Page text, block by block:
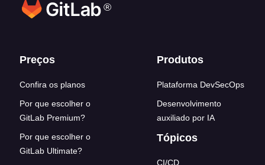
®
Footer links
Preços
Confira os planos
Por que escolher o
GitLab Premium?
Por que escolher o
GitLab Ultimate?
Produtos
Plataforma DevSecOps
Desenvolvimento
auxiliado por IA
Tópicos
CI/CD